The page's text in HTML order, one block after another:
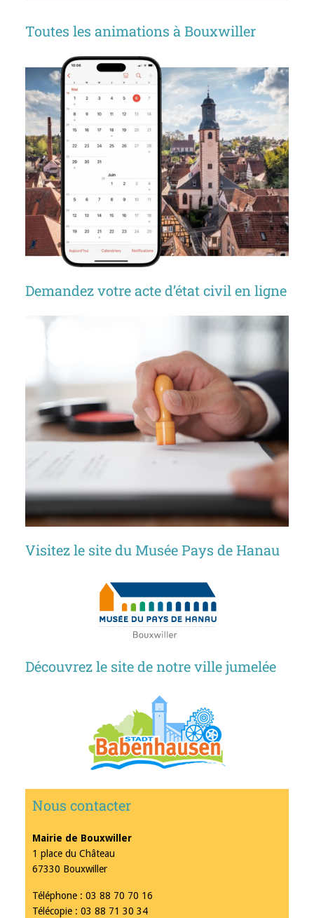
Toutes les animations à Bouxwiller
Demandez votre acte d’état civil en ligne
Visitez le site du Musée Pays de Hanau
Découvrez le site de notre ville jumelée
Nous contacter
Mairie de Bouxwiller
1 place du Château
67330 Bouxwiller
Téléphone : 03 88 70 70 16
Télécopie : 03 88 71 30 34